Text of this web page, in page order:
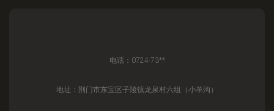
电话：0724-73**
地址：荆门市东宝区子陵镇龙泉村六组（小羊沟）